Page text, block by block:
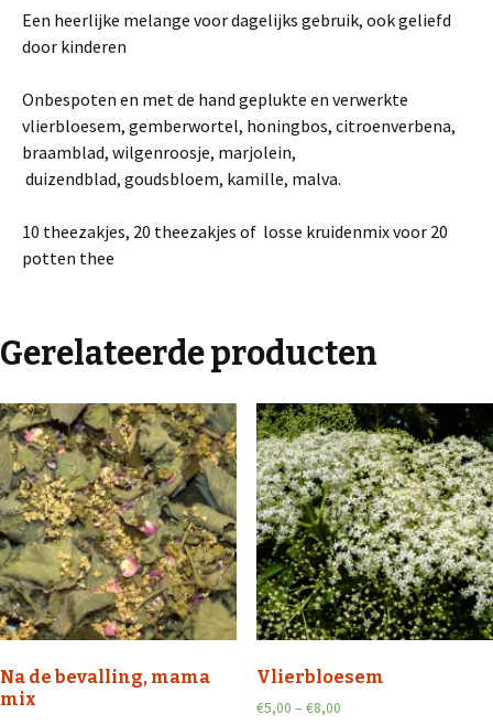
Een heerlijke melange voor dagelijks gebruik, ook geliefd
door kinderen
Onbespoten en met de hand geplukte en verwerkte
vlierbloesem, gemberwortel, honingbos, citroenverbena,
braamblad, wilgenroosje, marjolein,
duizendblad, goudsbloem, kamille, malva.
10 theezakjes, 20 theezakjes of losse kruidenmix voor 20
potten thee
Gerelateerde producten
Na de bevalling, mama
mix
Vlierbloesem
€5,00 – €8,00